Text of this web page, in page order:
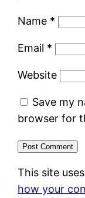
Name *
Email *
Website
Save my
browser for
This site
how your